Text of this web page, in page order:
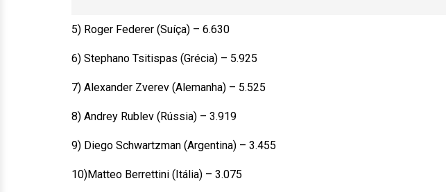
5) Roger Federer (Suíça) – 6.630
6) Stephano Tsitispas (Grécia) – 5.925
7) Alexander Zverev (Alemanha) – 5.525
8) Andrey Rublev (Rússia) – 3.919
9) Diego Schwartzman (Argentina) – 3.455
10)Matteo Berrettini (Itália) – 3.075